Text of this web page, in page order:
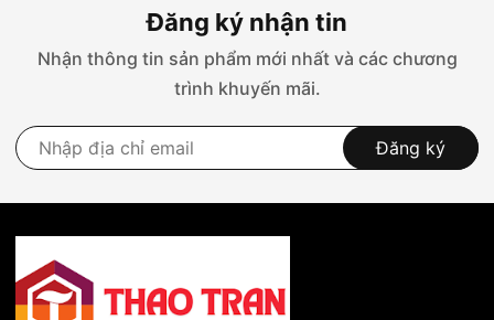
Đăng ký nhận tin
Nhận thông tin sản phẩm mới nhất và các chương
trình khuyến mãi.
Đăng ký